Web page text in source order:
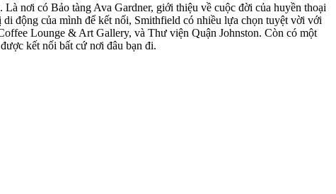
nơi có Bảo tàng Ava Gardner, giới thiệu về cuộc đời của huyền thoại
động của mình để kết nối, Smithfield có nhiều lựa chọn tuyệt vời với
Lounge & Art Gallery, và Thư viện Quận Johnston. Còn có một
kết nối bất cứ nơi đâu bạn đi.